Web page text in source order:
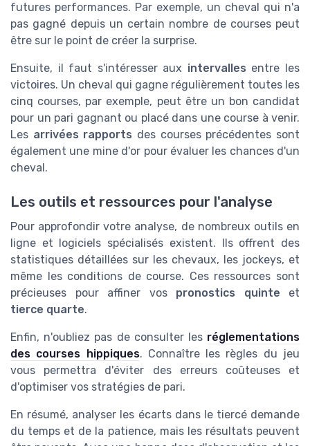
futures performances. Par exemple, un cheval qui n'a
pas gagné depuis un certain nombre de courses peut
être sur le point de créer la surprise.
Ensuite, il faut s'intéresser aux intervalles entre les
victoires. Un cheval qui gagne régulièrement toutes les
cinq courses, par exemple, peut être un bon candidat
pour un pari gagnant ou placé dans une course à venir.
Les arrivées rapports des courses précédentes sont
également une mine d'or pour évaluer les chances d'un
cheval.
Les outils et ressources pour l'analyse
Pour approfondir votre analyse, de nombreux outils en
ligne et logiciels spécialisés existent. Ils offrent des
statistiques détaillées sur les chevaux, les jockeys, et
même les conditions de course. Ces ressources sont
précieuses pour affiner vos pronostics quinte et
tierce quarte.
Enfin, n'oubliez pas de consulter les réglementations
des courses hippiques. Connaître les règles du jeu
vous permettra d'éviter des erreurs coûteuses et
d'optimiser vos stratégies de pari.
En résumé, analyser les écarts dans le tiercé demande
du temps et de la patience, mais les résultats peuvent